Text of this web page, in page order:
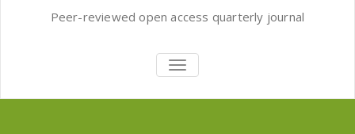
Peer-reviewed open access quarterly journal
TOGGLE
NAVIGATION